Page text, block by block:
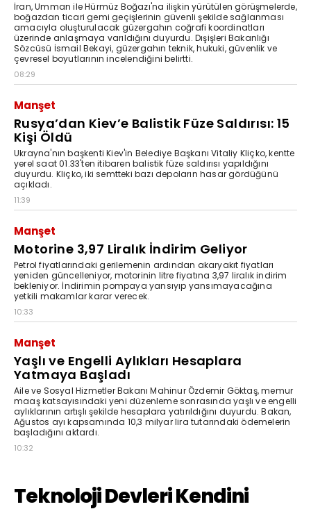
İran, Umman ile Hürmüz Boğazı'na ilişkin yürütülen görüşmelerde,
boğazdan ticari gemi geçişlerinin güvenli şekilde sağlanması
amacıyla oluşturulacak güzergahın coğrafi koordinatları
üzerinde anlaşmaya varıldığını duyurdu. Dışişleri Bakanlığı
Sözcüsü İsmail Bekayi, güzergahın teknik, hukuki, güvenlik ve
çevresel boyutlarının incelendiğini belirtti.
08:29
Manşet
Rusya’dan Kiev’e Balistik Füze Saldırısı: 15
Kişi Öldü
Ukrayna'nın başkenti Kiev'in Belediye Başkanı Vitaliy Kliçko, kentte
yerel saat 01.33'ten itibaren balistik füze saldırısı yapıldığını
duyurdu. Kliçko, iki semtteki bazı depoların hasar gördüğünü
açıkladı.
11:39
Manşet
Motorine 3,97 Liralık İndirim Geliyor
Petrol fiyatlarındaki gerilemenin ardından akaryakıt fiyatları
yeniden güncelleniyor, motorinin litre fiyatına 3,97 liralık indirim
bekleniyor. İndirimin pompaya yansıyıp yansımayacağına
yetkili makamlar karar verecek.
10:33
Manşet
Yaşlı ve Engelli Aylıkları Hesaplara
Yatmaya Başladı
Aile ve Sosyal Hizmetler Bakanı Mahinur Özdemir Göktaş, memur
maaş katsayısındaki yeni düzenleme sonrasında yaşlı ve engelli
aylıklarının artışlı şekilde hesaplara yatırıldığını duyurdu. Bakan,
Ağustos ayı kapsamında 10,3 milyar lira tutarındaki ödemelerin
başladığını aktardı.
10:32